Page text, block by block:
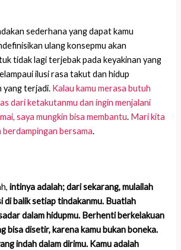
sederhana yang dapat kamu
ulang konsepmu akan
tidak lagi terjebak pada keyakinan yang
ilusi rasa takut dan hidup
yang terjadi. Kalau kamu merasa butuh
dari ketakutanmu dan ingin menjalani
saya mungkin bisa membantu. Mari kita
berdampingan bersama.
intinya adalah;darisekarang, mulailah
di balik setiaptindakanmu. Buatlah
dalam hidupmu. Berhenti berkelakuan
bisadisetir, karena kamu bukan boneka.
indah dalam dirimu. Kamu adalah